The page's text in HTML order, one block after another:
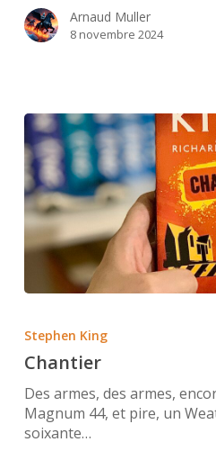
Arnaud Muller
8 novembre 2024
Stephen King
Chantier
Des armes, des armes,
Magnum 44, et pire, un
soixante…